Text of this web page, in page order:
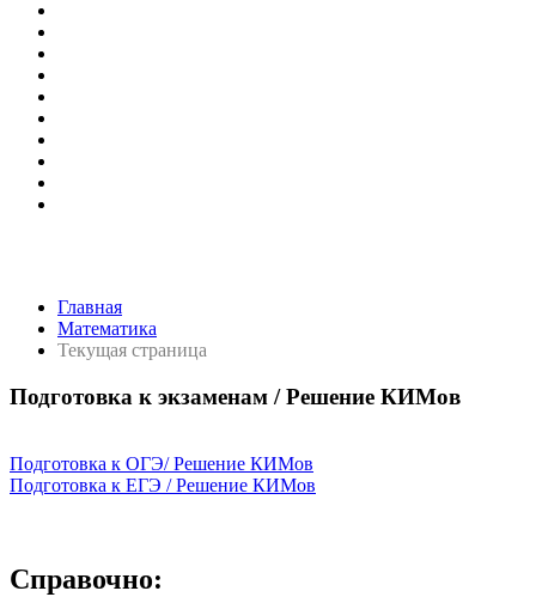
Главная
Математика
Текущая страница
Подготовка к экзаменам / Решение КИМов
Подготовка к ОГЭ/ Решение КИМов
Подготовка к ЕГЭ / Решение КИМов
Справочно: